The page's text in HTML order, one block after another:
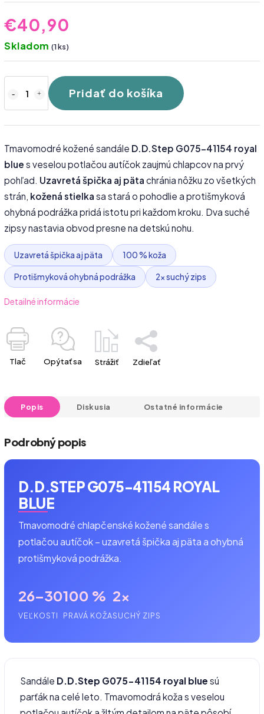
€40,90
Skladom (1 ks)
Pridať do košíka
Tmavomodré kožené sandále D.D.Step G075-41154 royal
blue s veselou potlačou autíčok zaujmú chlapcov na prvý
pohľad. Uzavretá špička aj päta chránia nôžku zo všetkých
strán, kožená stielka sa stará o pohodlie a protišmyková
ohybná podrážka pridá istotu pri každom kroku. Dva suché
zipsy nastavia obvod presne na detskú nohu.
Uzavretá špička aj päta 100 % koža
Protišmyková ohybná podrážka 2× suchý zips
Detailné informácie
Tlač Opýtať sa Strážiť Zdieľať
Popis Diskusia Ostatné informácie
Podrobný popis
D.D.STEP G075-41154 ROYAL
BLUE
Tmavomodré chlapčenské kožené sandále s
potlačou autíčok – uzavretá špička aj päta a ohybná
protišmyková podrážka.
26–30
VEĽKOSTI
100 %
PRAVÁ KOŽA
2×
SUCHÝ ZIPS
Sandále D.D.Step G075-41154 royal blue sú
parťák na celé leto. Tmavomodrá koža s veselou